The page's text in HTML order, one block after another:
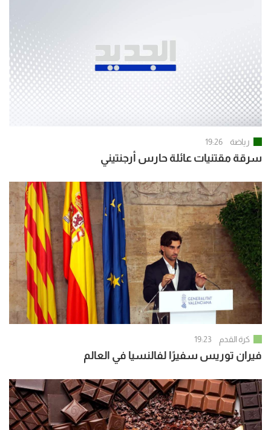
رياضة 19:26
سرقة مقتنيات عائلة حارس أرجنتيني
كرة القدم 19:23
فيران توريس سفيرًا لفالنسيا في العالم